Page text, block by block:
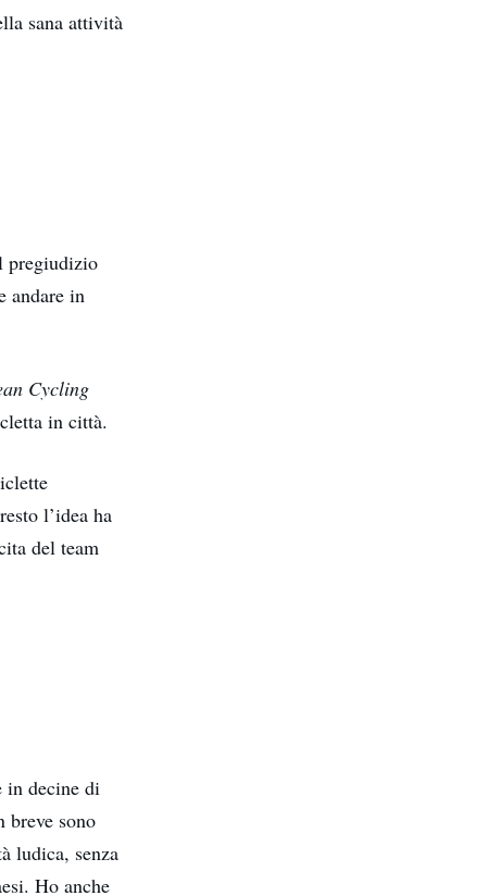
sana attività
pregiudizio
andare in
Cycling
in città.
l’idea ha
del team
in decine di
sono
ludica, senza
Ho anche